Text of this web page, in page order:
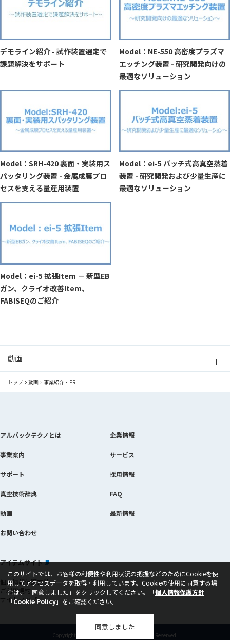
デモライン紹介 - 試作装置選定で
課題解決をサポート
Model：NE-550 高密度プラズマ
エッチング装置 - 研究開発向けの
最適なソリューション
Model：SRH-420 裏面・実装用ス
パッタリング装置 - 金属成膜プロ
セスを支える量産用装置
Model：ei-5 バッチ式高真空蒸着
装置 - 研究開発および少量生産に
最適なソリューション
Model：ei-5 拡張Item － 新型EB
ガン、クライオ改善Item、
FABISEQのご紹介
動画
トップ 動画 事業紹介・PR
このサイトでは、お客様の利便性や利用状況の把握などのためにCookieを使
用してアクセスデータを取得・利用しています。Cookieの使用に同意する場
合は、「同意しました」をクリックしてください。「個人情報保護方針」
「Cookie Policy当該ページを別ウィンドウで開きます
」をご確認ください。
同意しました
アルバックテクノとは 企業情報
事業案内 サービス
サポート 採用情報
真空技術辞典 FAQ
動画 最新情報
お問い合わせ
アイテムサイト当該ページを別ウィンドウで開きます
個人情報保護方針
ご利用規約
サイトマップ
Copyright © ULVAC TECHNO,Ltd. All Rights Reserved.